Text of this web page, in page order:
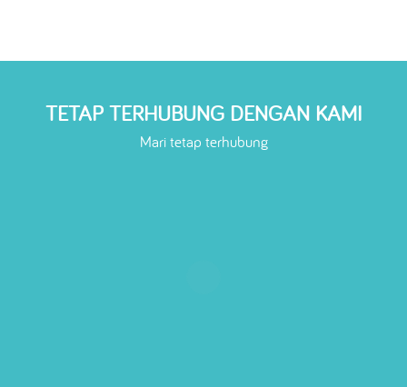
TETAP TERHUBUNG DENGAN KAMI
Mari tetap terhubung